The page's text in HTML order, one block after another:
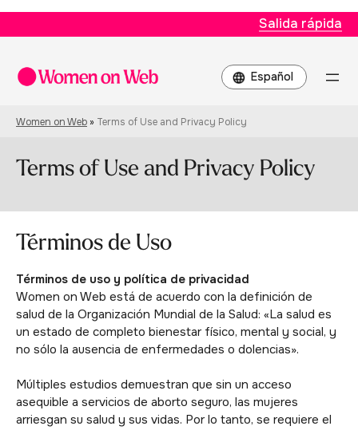
Salida rápida
Elegir
un
Women on Web » Terms of Use and Privacy Policy
Terms of Use and Privacy Policy
Términos de Uso
Términos de uso y política de privacidad
Women on Web está de acuerdo con la definición de
salud de la Organización Mundial de la Salud: «La salud es
un estado de completo bienestar físico, mental y social, y
no sólo la ausencia de enfermedades o dolencias».
Múltiples estudios demuestran que sin un acceso
asequible a servicios de aborto seguro, las mujeres
arriesgan su salud y sus vidas. Por lo tanto, se requiere el